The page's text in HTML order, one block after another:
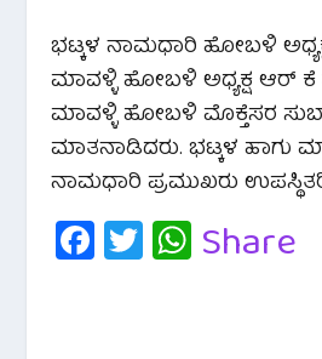
ಭಟ್ಕಳ ನಾಮಧಾರಿ ಹೋಬಳಿ
ಮಾವಳ್ಳಿ ಹೋಬಳಿ ಅಧ್ಯಕ್ಷ ಆರ್
ಮಾವಳ್ಳಿ ಹೋಬಳಿ ಮೊಕ್ತೆಸರ
ಮಾತನಾಡಿದರು. ಭಟ್ಕಳ
ನಾಮಧಾರಿ ಪ್ರಮುಖರು
Fa
c
T
wi
W
Share